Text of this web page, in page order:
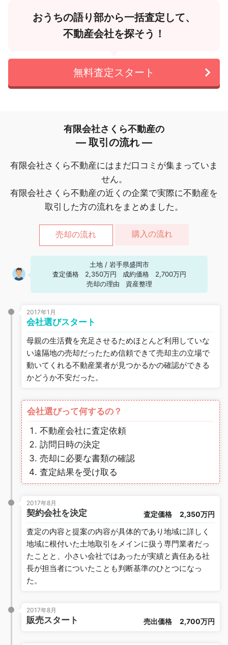
おうちの語り部から一括査定して、
不動産会社を探そう！
無料査定スタート
有限会社さくら不動産の
― 取引の流れ ―
有限会社さくら不動産にはまだ口コミが集まっていま
せん。
有限会社さくら不動産の近くの企業で実際に不動産を
取引した方の流れをまとめました。
売却の流れ 購入の流れ
土地 / 岩手県盛岡市
査定価格
2,350万円 成約価格
2,700万円
売却の理由
資産整理
2017年1月
会社選びスタート
母親の生活費を充足させるためほとんど利用していな
い遠隔地の売却だったため信頼できて売却主の立場で
動いてくれる不動産業者が見つかるかの確認ができる
かどうか不安だった。
会社選びって何するの？
不動産会社に査定依頼
訪問日時の決定
売却に必要な書類の確認
査定結果を受け取る
2017年8月
契約会社を決定 査定価格 2,350万円
査定の内容と提案の内容が具体的であり地域に詳しく
地域に根付いた土地取引をメインに扱う専門業者だっ
たことと、小さい会社ではあったが実績と責任ある社
長が担当者についたことも判断基準のひとつになっ
た。
2017年8月
販売スタート 売出価格 2,700万円